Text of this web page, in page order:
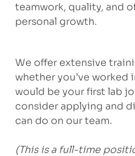
teamwork, quality, and
personal growth.
We offer extensive
whether you’ve worked
would be your first lab
consider applying and
can do on our team.
(This is a full-time